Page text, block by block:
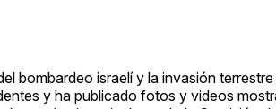
bombardeo israelí y la invasión
y ha publicado fotos y videos